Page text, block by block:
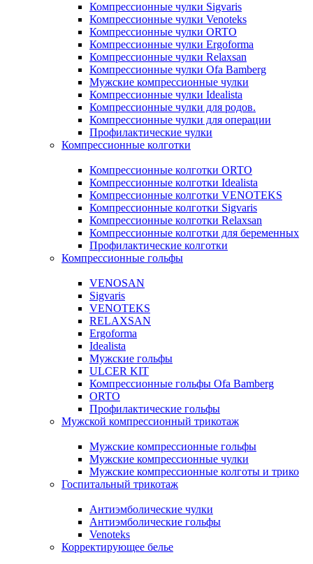
Компрессионные чулки Sigvaris
Компрессионные чулки Venoteks
Компрессионные чулки ORTO
Компрессионные чулки Ergoforma
Компрессионные чулки Relaxsan
Компрессионные чулки Ofa Bamberg
Мужские компрессионные чулки
Компрессионные чулки Idealista
Компрессионные чулки для родов.
Компрессионные чулки для операции
Профилактические чулки
Компрессионные колготки
Компрессионные колготки ORTO
Компрессионные колготки Idealista
Компрессионные колготки VENOTEKS
Компрессионные колготки Sigvaris
Компрессионные колготки Relaxsan
Компрессионные колготки для беременных
Профилактические колготки
Компрессионные гольфы
VENOSAN
Sigvaris
VENOTEKS
RELAXSAN
Ergoforma
Idealista
Мужские гольфы
ULCER KIT
Компрессионные гольфы Ofa Bamberg
ORTO
Профилактические гольфы
Мужской компрессионный трикотаж
Мужские компрессионные гольфы
Мужские компрессионные чулки
Мужские компрессионные колготы и трико
Госпитальный трикотаж
Антиэмболические чулки
Антиэмболические гольфы
Venoteks
Корректирующее белье